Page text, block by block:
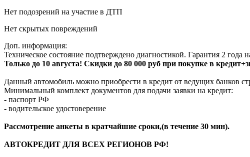
Нет подозрений на участие в ДТП
Нет скрытых повреждений
Доп. информация:
Техническое состояние подтверждено диагностикой. Гарантия 2 года
Только до 10 августа! Скидки до 80 000 руб при покупке в
Данный автомобиль можно приобрести в кредит от ведущих банков
Минимальный комплект документов для подачи заявки на кредит:
- паспорт РФ
- водительское удостоверение
Рассмотрение анкеты в кратчайшие сроки,(в течение 30 мин).
АВТОКРЕДИТ ДЛЯ ВСЕХ РЕГИОНОВ РФ!